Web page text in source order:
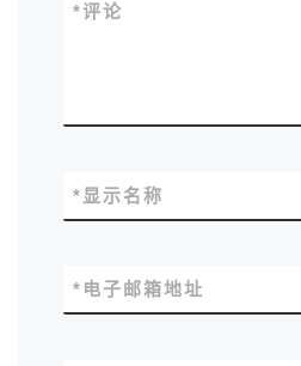
评论
*
显示名称
*
电子邮箱地址
*